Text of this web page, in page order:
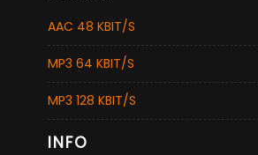
AAC 48 KBIT/S
MP3 64 KBIT/S
MP3 128 KBIT/S
INFO